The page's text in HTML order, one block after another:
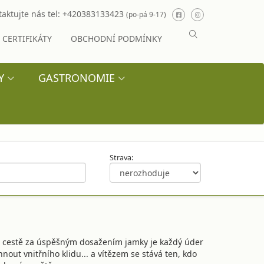
nás tel: +420383133423 (po-pá 9-17)
CERTIFIKÁTY OBCHODNÍ PODMÍNKY
GASTRONOMIE
Strava:
za úspěšným dosažením jamky je každý úder
vnitřního klidu... a vítězem se stává ten, kdo